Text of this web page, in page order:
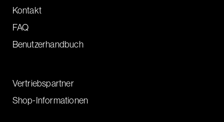
Kontakt
FAQ
Benutzerhandbuch
Vertriebspartner
Shop-Informationen